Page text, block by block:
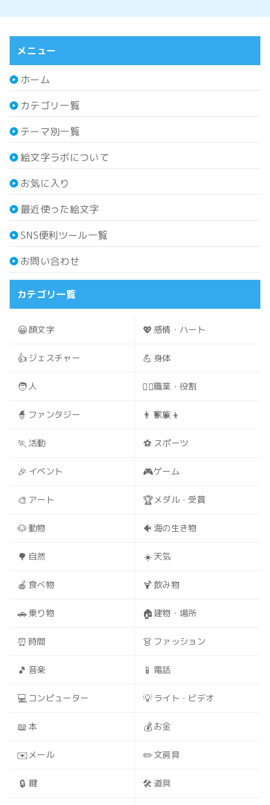
メニュー
ホーム
カテゴリ一覧
テーマ別一覧
絵文字ラボについて
お気に入り
最近使った絵文字
SNS便利ツール一覧
お問い合わせ
カテゴリ一覧
😀顔文字 💖 感情・ハート
👍 ジェスチャー 💪 身体
🧑 人 🧑‍⚕️職業・役割
🧙 ファンタジー 👨‍👩‍👧‍👦
家族
🏃 活動 ⚽ スポーツ
🎉 イベント 🎮ゲーム
🎨 アート 🏆メダル・受賞
🐶 動物 🐠 海の生き物
🌳 自然 ☀️ 天気
🍎 食べ物 🍹 飲み物
🚗 乗り物 🏠 建物・場所
⏰ 時間 👗 ファッション
🎵 音楽 📱 電話
💻 コンピューター 💡 ライト・ビデオ
📖 本 💰お金
✉️ メール ✏️文房具
🔒 鍵 🛠️ 道具